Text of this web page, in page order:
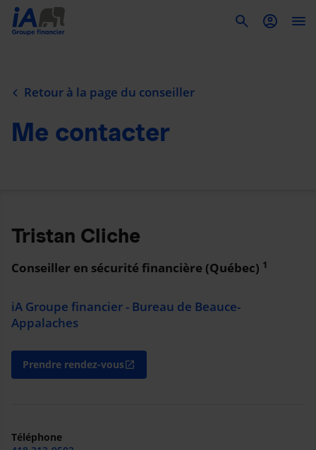
Retour à la page du conseiller
Me contacter
Tristan Cliche
Conseiller en sécurité financière (Québec) 1
iA Groupe financier - Bureau de Beauce-
Appalaches
Prendre rendez-vousopen_in_new
Téléphone